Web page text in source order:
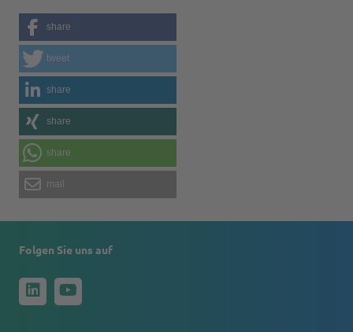
share
tweet
share
share
share
mail
Folgen Sie uns auf